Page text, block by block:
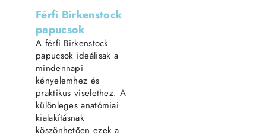
Férfi Birkenstock
papucsok
A férfi Birkenstock
papucsok ideálisak a
mindennapi
kényelemhez és
praktikus viselethez. A
különleges anatómiai
kialakításnak
köszönhetően ezek a